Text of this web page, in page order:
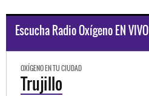
Escucha Radio Oxígeno EN VIVO
OXÍGENO EN TU CIUDAD
Trujillo